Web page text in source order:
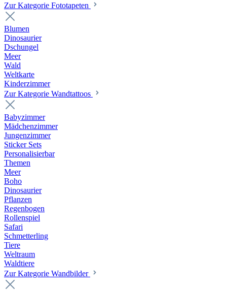
Zur Kategorie Fototapeten
Blumen
Dinosaurier
Dschungel
Meer
Wald
Weltkarte
Kinderzimmer
Zur Kategorie Wandtattoos
Babyzimmer
Mädchenzimmer
Jungenzimmer
Sticker Sets
Personalisierbar
Themen
Meer
Boho
Dinosaurier
Pflanzen
Regenbogen
Rollenspiel
Safari
Schmetterling
Tiere
Weltraum
Waldtiere
Zur Kategorie Wandbilder